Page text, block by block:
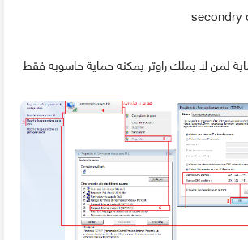
لمن لا يملك راوتر يمكنه حماية حاسوبه فقط